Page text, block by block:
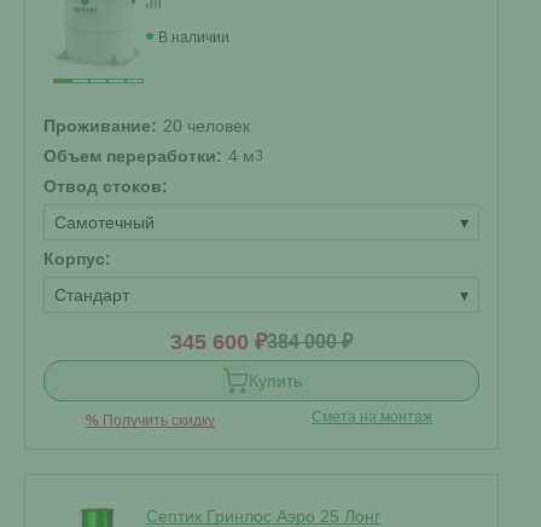
В наличии
Проживание: 20 человек
Объем переработки: 4 м3
Отвод стоков:
Самотечный
▾
Корпус:
Стандарт
▾
345 600 ₽384 000 ₽
Купить
% Получить скидку Смета на монтаж
Септик Гринлос Аэро 25 Лонг